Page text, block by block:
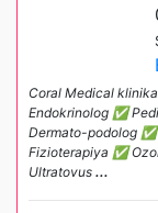
Coral Medical
Endokrinolog ✅
Dermato-podolog
Fizioterapiya ✅
Ultratovus ...